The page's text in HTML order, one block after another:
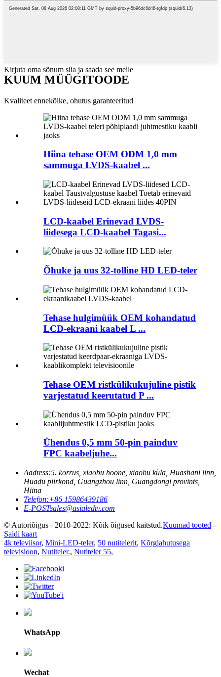
Kirjuta oma sõnum siia ja saada see meile
KUUM MÜÜGITOODE
Kvaliteet ennekõike, ohutus garanteeritud
Hiina tehase OEM ODM 1,0 mm
sammuga LVDS-kaabel ...
LCD-kaabel Erinevad LVDS-
liidesega LCD-kaabel Tagasi...
Õhuke ja uus 32-tolline HD LED-teler
Tehase hulgimüük OEM kohandatud
LCD-ekraani kaabel L ...
Tehase OEM ristkülikukujuline pistik
varjestatud keerutatud P ...
Ühendus 0,5 mm 50-pin painduv
FPC kaabeljuhe...
Aadress:5. korrus, xiaobu hoone, xiaobu küla, Huashani linn,
Huadu piirkond, Guangzhou linn, Guangdongi provints,
Hiina
Telefon:+86 15986439186
E-POSTsales@asialedtv.com
© Autoriõigus - 2010-2022: Kõik õigused kaitstud.Kuumad tooted -
Saidi kaart
4k televiisor, Mini-LED-teler, 50 nutitelerit, Kõrglahutusega
televisioon, Nutiteler., Nutiteler 55,
WhatsApp
Wechat